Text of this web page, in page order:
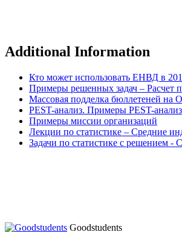
Additional Information
Кто может использовать ЕНВД в
Примеры решенных задач – Расчет
Массовая подделка бюллетеней
PEST-анализ. Примеры PEST-
Примеры миссии организаций
Лекции по статистике – Средние
Задачи по статистике с решением -
Goodstudents